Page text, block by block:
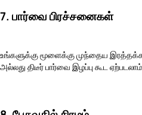
7. பார்வை பிரச்சனைகள்
உங்களுக்கு மூளைக்கு முந்தைய
அல்லது திடீர் பார்வை இழப்பு கூட